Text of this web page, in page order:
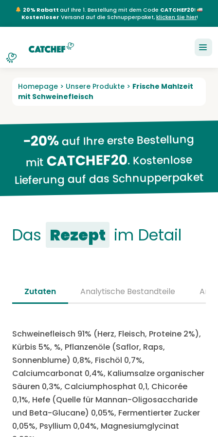
20% Rabattauf Ihre 1. Bestellung mit dem Code CATCHEF20!
Kostenloser Versand auf die Schnupperpaket,klicken Sie hier!
NL EN FR DE
Homepage > Unsere Produkte > Frische Mahlzeit
mit Schweinefleisch
-20%auf Ihre erste Bestellung
mitCATCHEF20. Kostenlose
Lieferung auf das Schnupperpaket
Das Rezept im Detail
Zutaten Analytische Bestandteile
Schweinefleisch 91% (Herz, Fleisch, Proteine 2%),
Kürbis 5%, %, Pflanzenöle (Saflor, Raps,
Sonnenblume) 0,8%, Fischöl 0,7%,
Calciumcarbonat 0,4%, Kaliumsalze organischer
Säuren 0,3%, Calciumphosphat 0,1, Chicorée
0,1%, Hefe (Quelle für Mannan-Oligosaccharide
und Beta-Glucane) 0,05%, Fermentierter Zucker
0,05%, Psyllium 0,04%, Magnesiumglycinat